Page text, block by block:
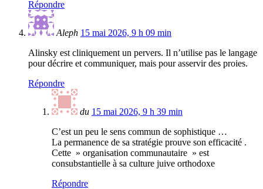
Répondre
Aleph 15 mai 2026, 9 h 09 min
Alinsky est cliniquement un pervers. Il n’utilise pas le langage
pour décrire et communiquer, mais pour asservir des proies.
Répondre
du 15 mai 2026, 9 h 39 min
C’est un peu le sens commun de sophistique …
La permanence de sa stratégie prouve son efficacité .
Cette » organisation communautaire » est
consubstantielle à sa culture juive orthodoxe
Répondre